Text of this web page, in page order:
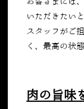
いただきたい
スタッフがご
く、最高の状
肉の旨味